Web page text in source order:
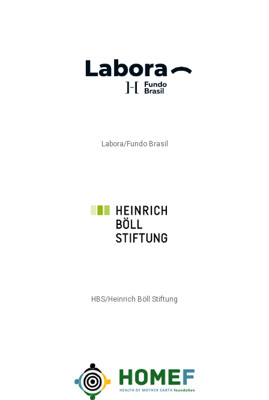
Labora/Fundo Brasil
HBS/Heinrich Böll Stiftung